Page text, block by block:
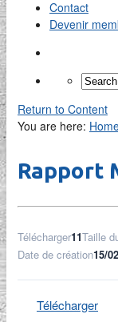
Contact
Devenir
Return to Content
You are here:
Rapport
Télécharger11Taille
Date de création15/
Télécharger